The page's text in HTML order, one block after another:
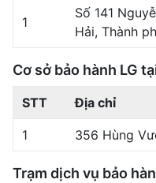
1
Số 141
Hải, Thành
Cơ sở bảo hành LG
STT Địa chỉ
1 356 Hùng
Trạm dịch vụ bảo